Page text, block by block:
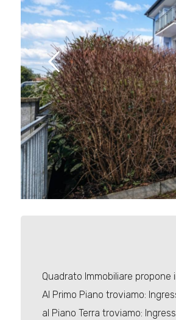
Quadrato Immobiliare propone
Al Primo Piano troviamo:
al Piano Terra troviamo: